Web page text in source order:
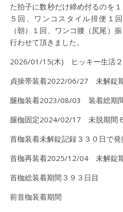
た拍子に数秒だけ締め付るのを
５回、ワンコスタイル排便１
（朝）１回、ワンコ腰（尻尾）
行わせて頂きました。
2026/01/15(木) ヒッキー生活２
貞操帯装着2022/06/27 未解錠
腿枷装着2023/08/03 装着総期
腿枷固定2024/02/17 未脱期間
首枷装着未解錠記録３３０日で
首枷再装着2025/12/04 未解錠
首枷総装着期間３９３日目
前首枷装着期間